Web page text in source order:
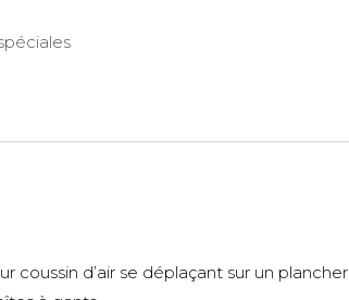
d’air se déplaçant sur un plancher